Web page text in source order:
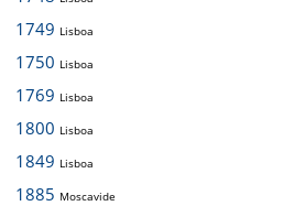
1749 Lisboa
1750 Lisboa
1769 Lisboa
1800 Lisboa
1849 Lisboa
1885 Moscavide